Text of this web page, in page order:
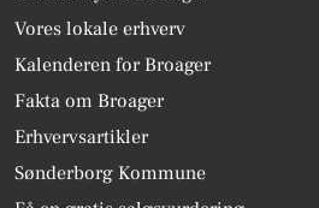
Vores lokale erhverv
Kalenderen for Broager
Fakta om Broager
Erhvervsartikler
Sønderborg Kommune